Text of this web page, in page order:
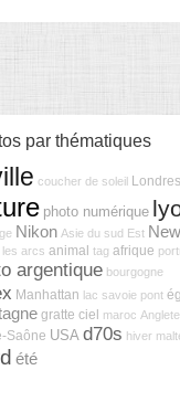
par thématiques
coucher de soleil Londres
photo numérique
Nikon Asie du sud Est New
les arcs animal tag afrique
argentique bourgogne
Manhattan lac savoie pont
gratte ciel maroc
Saône USA d70s hiver
été